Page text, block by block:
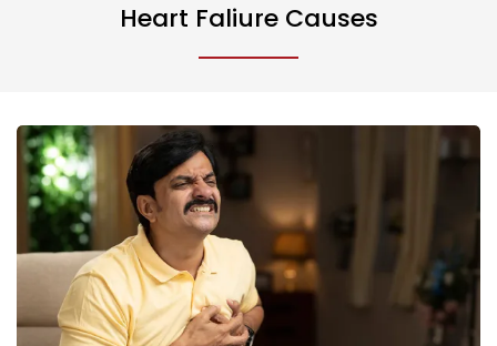
Heart Faliure Causes